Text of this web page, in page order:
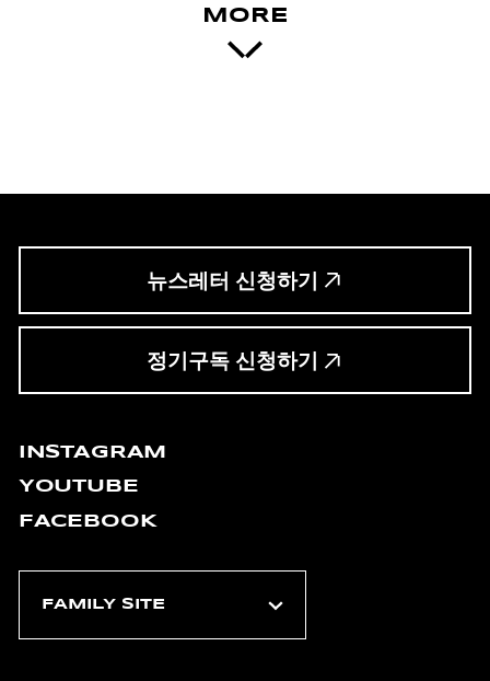
MORE
뉴스레터 신청하기
정기구독 신청하기
INSTAGRAM
YOUTUBE
FACEBOOK